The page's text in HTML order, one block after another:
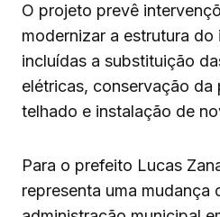
O projeto prevê
modernizar a estrutura do
incluídas a substituição
elétricas, conservação da
telhado e instalação de
Para o prefeito Lucas
representa uma mudança